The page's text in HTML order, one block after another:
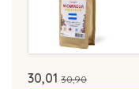
30,01 30,90